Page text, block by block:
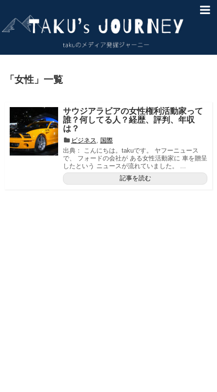
「 女性 」 一覧
サウジアラビアの女性権利活動家って
誰？何してる人？経歴、評判、年収
は？
ビジネス
国際
出典： こんにちは。takuです。 ヤフーニュース
で、 フォードの会社が ある女性活動家に 車を贈呈
したという ニュースが流れていました。 ...
記事を読む
HOME
免責事項